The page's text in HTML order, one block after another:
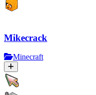
Mikecrack
Minecraft